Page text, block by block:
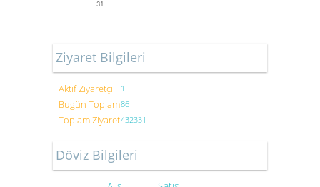
31
Ziyaret Bilgileri
Aktif Ziyaretçi 1
Bugün Toplam86
Toplam Ziyaret432331
Döviz Bilgileri